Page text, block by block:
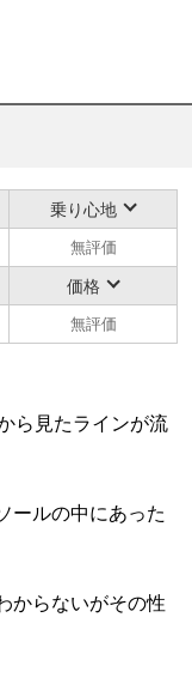
乗り心地
無評価
価格
無評価
ら見たラインが流
ールの中にあった
からないがその性